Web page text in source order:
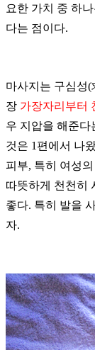
요한 가치 중 하
다는 점이다.
마사지는 구심성(
장 가장자리부터
우 지압을 해준다
것은 1 편에서 나
피부, 특히 여성의
따뜻하게 천천히
좋다. 특히 발을
자.